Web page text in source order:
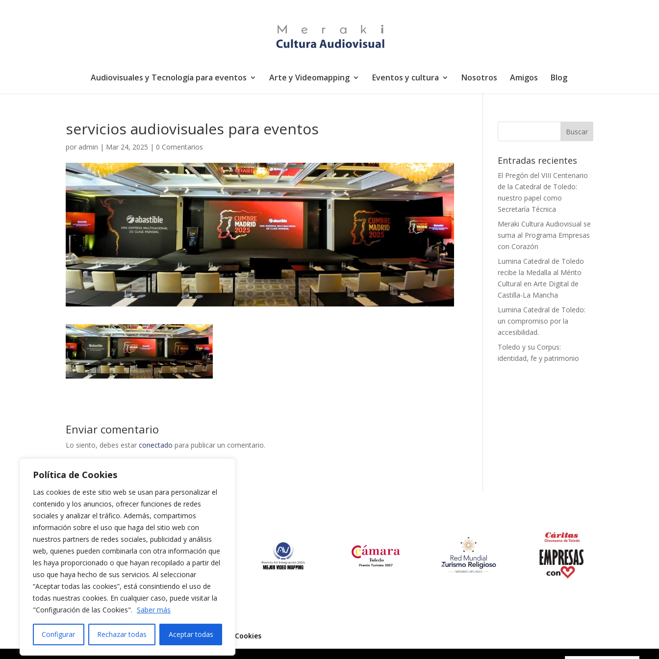
Política de Cookies
Las cookies de este sitio web se usan para personalizar el
contenido y los anuncios, ofrecer funciones de redes
sociales y analizar el tráfico. Además, compartimos
información sobre el uso que haga del sitio web con
nuestros partners de redes sociales, publicidad y análisis
web, quienes pueden combinarla con otra información que
les haya proporcionado o que hayan recopilado a partir del
uso que haya hecho de sus servicios. Al seleccionar
“Aceptar todas las cookies”, está consintiendo el uso de
todas nuestras cookies. En cualquier caso, puede visitar la
"Configuración de las Cookies". Saber más
Configurar Rechazar todas Aceptar todas
Audiovisuales y Tecnología para eventos Arte y Videomapping Eventos y cultura Nosotros Amigos Blog
servicios audiovisuales para eventos
por admin | Mar 24, 2025 | 0 Comentarios
Enviar comentario
Lo siento, debes estarconectado para publicar un comentario.
Entradas recientes
El Pregón del VIII Centenario
de la Catedral de Toledo:
nuestro papel como
Secretaría Técnica
Meraki Cultura Audiovisual se
suma al Programa Empresas
con Corazón
Lumina Catedral de Toledo
recibe la Medalla al Mérito
Cultural en Arte Digital de
Castilla-La Mancha
Lumina Catedral de Toledo:
un compromiso por la
accesibilidad.
Toledo y su Corpus:
identidad, fe y patrimonio
Aviso Legal y Política de Privacidad Política de Cookies